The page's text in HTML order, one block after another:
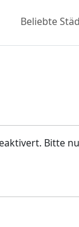
Beliebte
Bitte